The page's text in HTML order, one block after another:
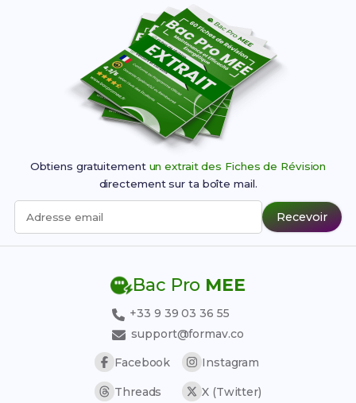
Obtiens gratuitement un extrait des Fiches de Révision
directement sur ta boîte mail.
Adresse email Recevoir
Bac Pro MEE
+33 9 39 03 36 55
support@formav.co
Facebook
Instagram
Threads X (Twitter)